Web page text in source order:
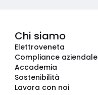
Chi siamo
Elettroveneta
Compliance aziendale
Accademia
Sostenibilità
Lavora con noi